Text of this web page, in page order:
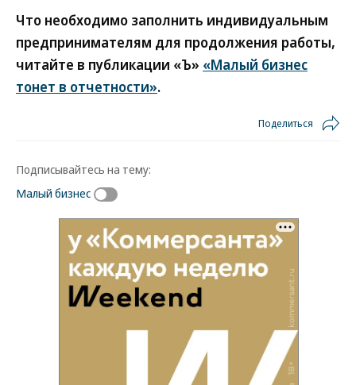
Что необходимо заполнить индивидуальным
предпринимателям для продолжения работы,
читайте в публикации «Ъ» «Малый бизнес
тонет в отчетности».
Поделиться
Подписывайтесь на тему:
Малый бизнес